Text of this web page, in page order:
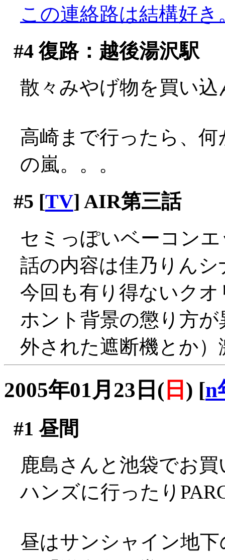
この連絡路は結構好き
#4復路：越後湯沢駅
散々みやげ物を買い
高崎まで行ったら、
の嵐。。。
#5 [TV] AIR第三話
セミっぽいベーコン
話の内容は佳乃りん
今回も有り得ないク
ホント背景の懲り方
外された遮断機とか
2005年01月23日( 日 ) [n
#1 昼間
鹿島さんと池袋でお
ハンズに行ったり
昼はサンシャイン地